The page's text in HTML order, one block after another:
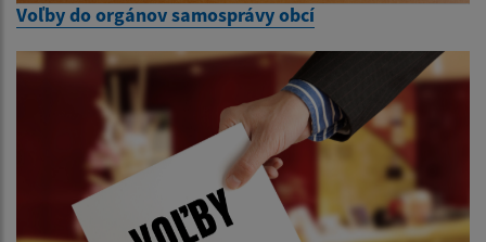
Voľby do orgánov samosprávy obcí